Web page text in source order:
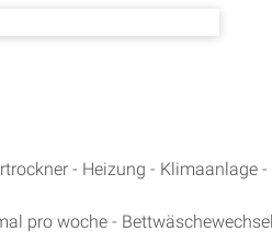
- Heizung - Klimaanlage
pro woche -